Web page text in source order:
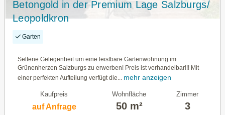
Betongold in der Premium Lage Salzburgs/
Leopoldkron
Garten
Seltene Gelegenheit um eine leistbare Gartenwohnung im
Grünenherzen Salzburgs zu erwerben! Preis ist verhandelbar!!! Mit
einer perfekten Aufteilung verfügt die...
mehr anzeigen
Kaufpreis
auf Anfrage
Wohnfläche
50 m²
Zimmer
3